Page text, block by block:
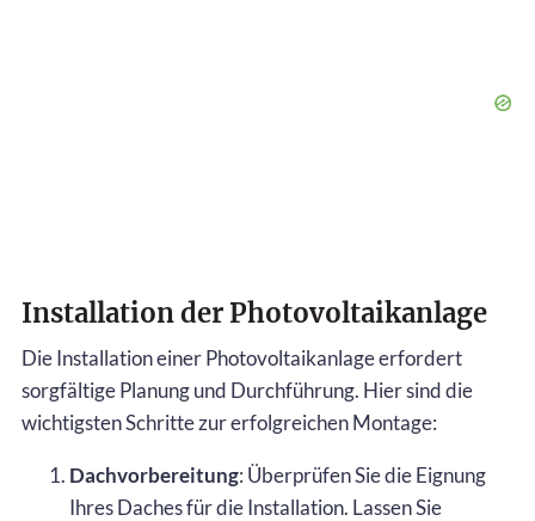
Installation der Photovoltaikanlage
Die Installation einer Photovoltaikanlage erfordert
sorgfältige Planung und Durchführung. Hier sind die
wichtigsten Schritte zur erfolgreichen Montage:
Dachvorbereitung: Überprüfen Sie die Eignung
Ihres Daches für die Installation. Lassen Sie